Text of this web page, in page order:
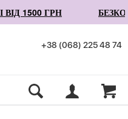
1500 ГРН
+38 (068) 225 48 74